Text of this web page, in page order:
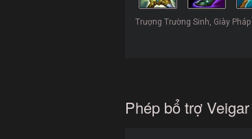
Trượng Trường Sinh, Giày
Phép bổ trợ Veigar